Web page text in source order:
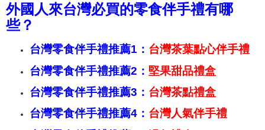
外國人來台灣必買的零食伴手禮有哪
些？
台灣零食伴手禮推薦1： 台灣茶葉點心伴手禮
台灣零食伴手禮推薦2： 堅果甜品禮盒
台灣零食伴手禮推薦3： 台灣茶點禮盒
台灣零食伴手禮推薦4： 台灣人氣伴手禮